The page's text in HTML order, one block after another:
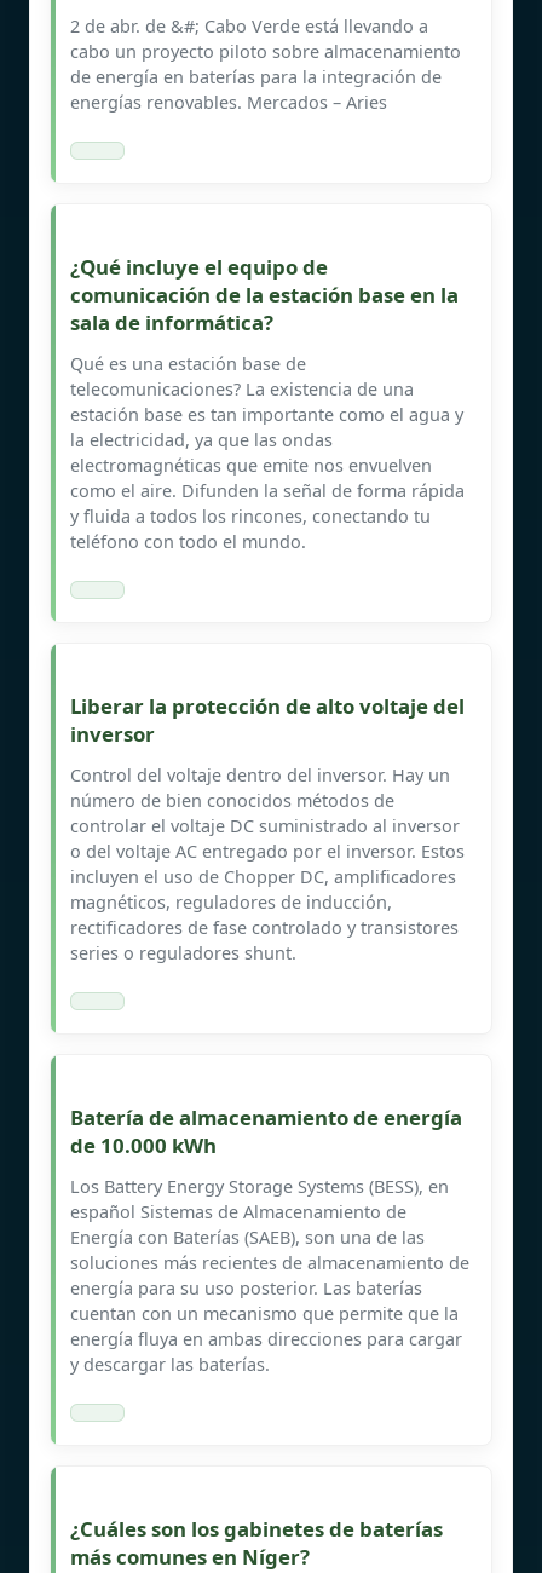
2 de abr. de &#; Cabo Verde está llevando a
cabo un proyecto piloto sobre almacenamiento
de energía en baterías para la integración de
energías renovables. Mercados – Aries
¿Qué incluye el equipo de
comunicación de la estación base en la
sala de informática?
Qué es una estación base de
telecomunicaciones? La existencia de una
estación base es tan importante como el agua y
la electricidad, ya que las ondas
electromagnéticas que emite nos envuelven
como el aire. Difunden la señal de forma rápida
y fluida a todos los rincones, conectando tu
teléfono con todo el mundo.
Liberar la protección de alto voltaje del
inversor
Control del voltaje dentro del inversor. Hay un
número de bien conocidos métodos de
controlar el voltaje DC suministrado al inversor
o del voltaje AC entregado por el inversor. Estos
incluyen el uso de Chopper DC, amplificadores
magnéticos, reguladores de inducción,
rectificadores de fase controlado y transistores
series o reguladores shunt.
Batería de almacenamiento de energía
de 10.000 kWh
Los Battery Energy Storage Systems (BESS), en
español Sistemas de Almacenamiento de
Energía con Baterías (SAEB), son una de las
soluciones más recientes de almacenamiento de
energía para su uso posterior. Las baterías
cuentan con un mecanismo que permite que la
energía fluya en ambas direcciones para cargar
y descargar las baterías.
¿Cuáles son los gabinetes de baterías
más comunes en Níger?